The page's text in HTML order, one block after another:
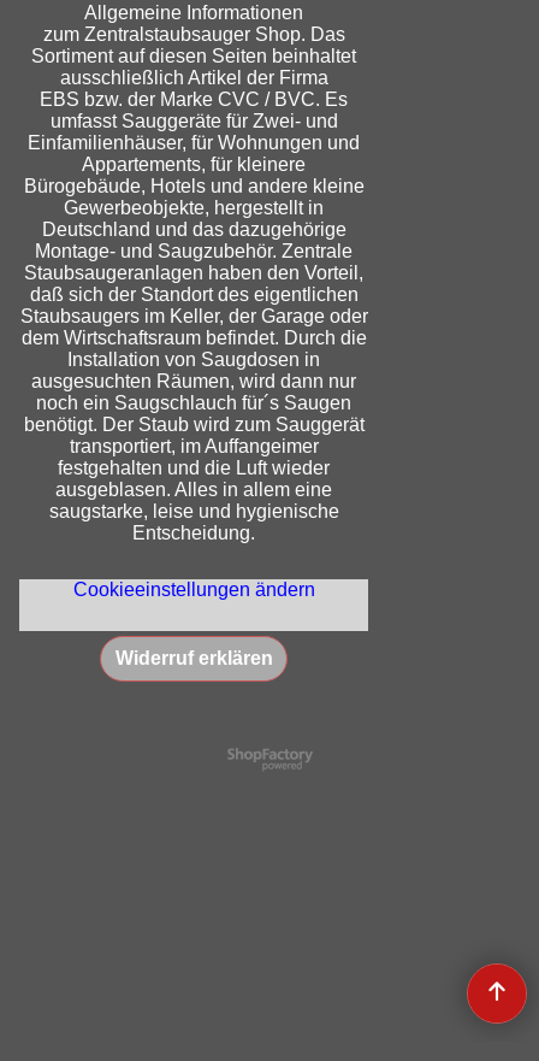
Allgemeine Informationen
zum Zentralstaubsauger Shop. Das
Sortiment auf diesen Seiten beinhaltet
ausschließlich Artikel der Firma
EBS bzw. der Marke CVC / BVC. Es
umfasst Sauggeräte für Zwei- und
Einfamilienhäuser, für Wohnungen und
Appartements, für kleinere
Bürogebäude, Hotels und andere kleine
Gewerbeobjekte, hergestellt in
Deutschland und das dazugehörige
Montage- und Saugzubehör. Zentrale
Staubsaugeranlagen haben den Vorteil,
daß sich der Standort des eigentlichen
Staubsaugers im Keller, der Garage oder
dem Wirtschaftsraum befindet. Durch die
Installation von Saugdosen in
ausgesuchten Räumen, wird dann nur
noch ein Saugschlauch für´s Saugen
benötigt. Der Staub wird zum Sauggerät
transportiert, im Auffangeimer
festgehalten und die Luft wieder
ausgeblasen. Alles in allem eine
saugstarke, leise und hygienische
Entscheidung.
Cookieeinstellungen ändern
Widerruf erklären
WebShop erstellt mit
ShopFactory Shop